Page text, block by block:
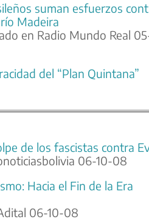
suman esfuerzos
Madeira
en Radio Mundo Real
del “Plan Quintana”
de los fascistas contra
06-10-08
Hacia el Fin de la Era
06-10-08